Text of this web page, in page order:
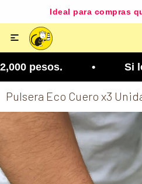
Ideal para compras

pesos. • Si lo
Pulsera Eco Cuero x3